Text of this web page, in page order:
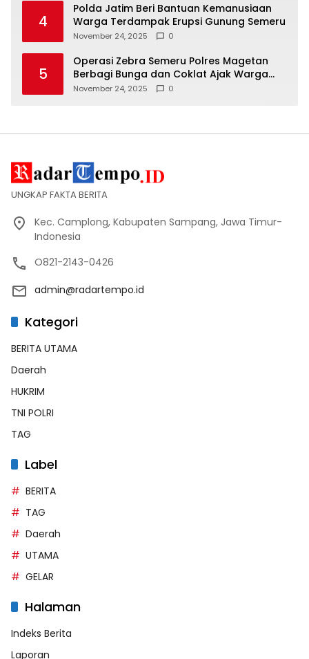
4
Polda Jatim Beri Bantuan Kemanusiaan
Warga Terdampak Erupsi Gunung Semeru
November 24, 2025 0
5
Operasi Zebra Semeru Polres Magetan
Berbagi Bunga dan Coklat Ajak Warga
Tertib Lalin
November 24, 2025 0
UNGKAP FAKTA BERITA
Kec. Camplong, Kabupaten Sampang, Jawa Timur-
Indonesia
O821-2143-0426
admin@radartempo.id
Kategori
BERITA UTAMA
Daerah
HUKRIM
TNI POLRI
TAG
Label
BERITA
TAG
Daerah
UTAMA
GELAR
Halaman
Indeks Berita
Laporan